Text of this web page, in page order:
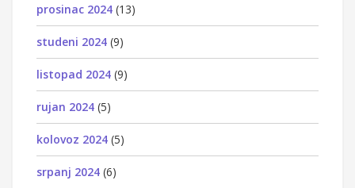
prosinac 2024 (13)
studeni 2024 (9)
listopad 2024 (9)
rujan 2024 (5)
kolovoz 2024 (5)
srpanj 2024 (6)